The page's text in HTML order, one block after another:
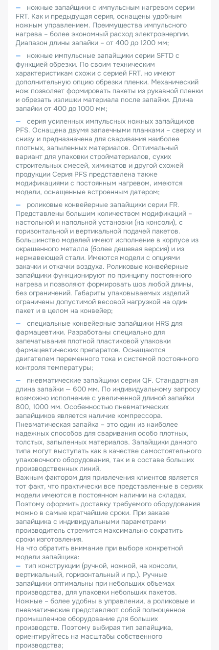
ножные запайщики с импульсным нагревом серии
FRT. Как и предыдущая серия, оснащены удобным
ножным управлением. Преимущества импульсного
нагрева – более экономный расход электроэнергии.
Диапазон длины запайки – от 400 до 1200 мм;
ножные импульсные запайщики серии SFTD с
функцией обрезки. По своим техническим
характеристикам схожи с серией FRT, но имеют
дополнительную опцию обрезки пленки. Механический
нож позволяет формировать пакеты из рукавной пленки
и обрезать излишки материала после запайки. Длина
запайки от 400 до 1000 мм;
серия усиленных импульсных ножных запайщиков
PFS. Оснащена двумя запаечными планками – сверху и
снизу и предназначена для сваривания наиболее
плотных, запыленных материалов. Оптимальный
вариант для упаковки стройматериалов, сухих
строительных смесей, химикатов и другой схожей
продукции Серия PFS представлена также
модификациями с постоянным нагревом, имеются
модели, оснащенные встроенным датером;
роликовые конвейерные запайщики серии FR.
Представлены большим количеством модификаций –
настольной и напольной установки (на консоли), с
горизонтальной и вертикальной подачей пакетов.
Большинство моделей имеют исполнение в корпусе из
окрашенного металла (более дешевая версия) и из
нержавеющей стали. Имеются модели с опциями
закачки и откачки воздуха. Роликовые конвейерные
запайщики функционируют по принципу постоянного
нагрева и позволяют формировать шов любой длины,
без ограничений. Габариты упаковываемых изделий
ограничены допустимой весовой нагрузкой на один
пакет и в целом на конвейер;
специальные конвейерные запайщики HRS для
фармацевтики. Разработаны специально для
запечатывания плотной пластиковой упаковки
фармацевтических препаратов. Оснащаются
двигателем переменного тока и системой постоянного
контроля температуры;
пневматические запайщики серии QF. Стандартная
длина запайки — 600 мм. По индивидуальному запросу
возможно исполнение с увеличенной длиной запайки
800, 1000 мм. Особенностью пневматических
запайщиков является наличие компрессора.
Пневматическая запайка – это один из наиболее
надежных способов для сваривания особо плотных,
толстых, запыленных материалов. Запайщики данного
типа могут выступать как в качестве самостоятельного
упаковочного оборудования, так и в составе больших
производственных линий.
Важным фактором для привлечения клиентов является
тот факт, что практически все представленные в сериях
модели имеются в постоянном наличии на складах.
Поэтому оформить доставку требуемого оборудования
можно в самые кратчайшие сроки. При заказе
запайщика с индивидуальными параметрами
производитель стремится максимально сократить
сроки изготовления.
На что обратить внимание при выборе конкретной
модели запайщика:
тип конструкции (ручной, ножной, на консоли,
вертикальный, горизонтальный и пр.). Ручные
запайщики оптимальны при небольших объемах
производства, для упаковки небольших пакетов.
Ножные – более удобны в управлении, а роликовые и
пневматические представляют собой полноценное
промышленное оборудование для больших
производств. Поэтому выбирая тип запайщика,
ориентируйтесь на масштабы собственного
производства;